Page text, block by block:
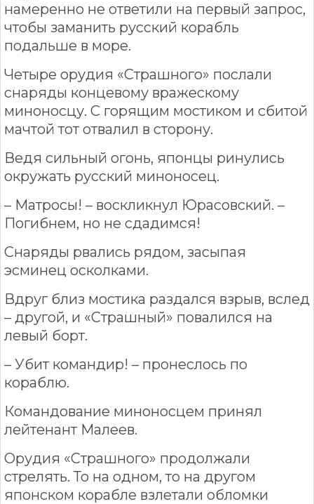
намеренно не ответили на первый запрос,
чтобы заманить русский корабль
подальше в море.
Четыре орудия «Страшного» послали
снаряды концевому вражескому
миноносцу. С горящим мостиком и сбитой
мачтой тот отвалил в сторону.
Ведя сильный огонь, японцы ринулись
окружать русский миноносец.
– Матросы! – воскликнул Юрасовский. –
Погибнем, но не сдадимся!
Снаряды рвались рядом, засыпая
эсминец осколками.
Вдруг близ мостика раздался взрыв, вслед
– другой, и «Страшный» повалился на
левый борт.
– Убит командир! – пронеслось по
кораблю.
Командование миноносцем принял
лейтенант Малеев.
Орудия «Страшного» продолжали
стрелять. То на одном, то на другом
японском корабле взлетали обломки